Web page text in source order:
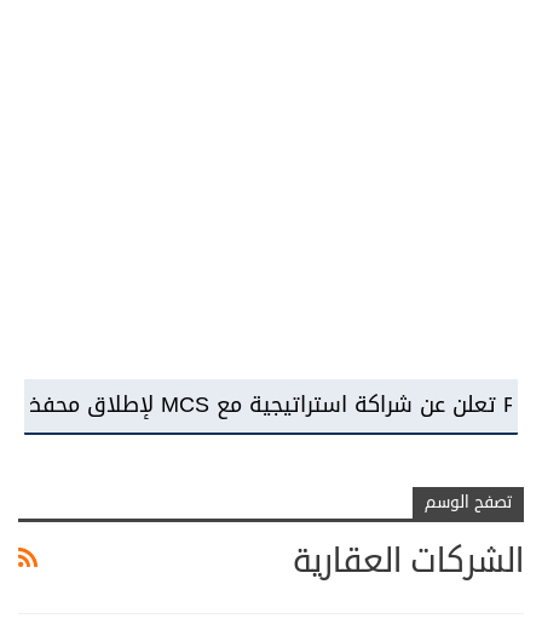
تصفح الوسم
الشركات العقارية